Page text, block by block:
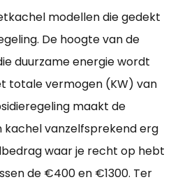
modellen die gedekt
De hoogte van de
duurzame energie wordt
totale vermogen (KW) van
maakt de
kachel vanzelfsprekend erg
waar je recht op hebt
de €400 en €1300. Ter